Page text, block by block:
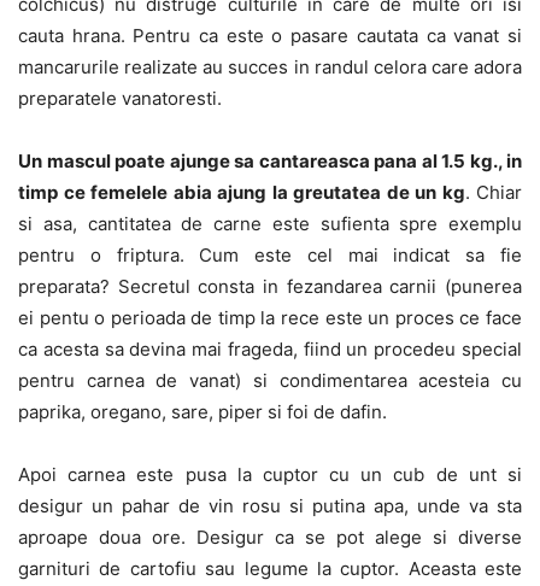
cauta hrana. Pentru ca este o pasare cautata ca vanat si
mancarurile realizate au succes in randul celora care adora
preparatele vanatoresti.
Un mascul poate ajunge sa cantareasca pana al 1.5 kg., in
timp ce femelele abia ajung la greutatea de un kg. Chiar
si asa, cantitatea de carne este sufienta spre exemplu
pentru o friptura. Cum este cel mai indicat sa fie
preparata? Secretul consta in fezandarea carnii (punerea
ei pentu o perioada de timp la rece este un proces ce face
ca acesta sa devina mai frageda, fiind un procedeu special
pentru carnea de vanat) si condimentarea acesteia cu
paprika, oregano, sare, piper si foi de dafin.
Apoi carnea este pusa la cuptor cu un cub de unt si
desigur un pahar de vin rosu si putina apa, unde va sta
aproape doua ore. Desigur ca se pot alege si diverse
garnituri de cartofiu sau legume la cuptor. Aceasta este